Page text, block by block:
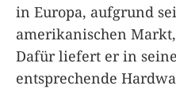
in Europa, aufgrund
amerikanischen
Dafür liefert er in
entsprechende